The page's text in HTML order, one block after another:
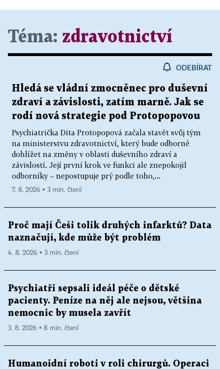
Téma: zdravotnictví
ODEBÍRAT
Hledá se vládní zmocněnec pro duševní
zdraví a závislosti, zatím marně. Jak se
rodí nová strategie pod Protopopovou
Psychiatrička Dita Protopopová začala stavět svůj tým
na ministerstvu zdravotnictví, který bude odborně
dohlížet na změny v oblasti duševního zdraví a
závislostí. Její první krok ve funkci ale znepokojil
odborníky – nepostupuje prý podle toho,...
7. 8. 2026 ▪ 3 min. čtení
Proč mají Češi tolik druhých infarktů? Data
naznačují, kde může být problém
4. 8. 2026 ▪ 3 min. čtení
Psychiatři sepsali ideál péče o dětské
pacienty. Peníze na něj ale nejsou, většina
nemocnic by musela zavřít
3. 8. 2026 ▪ 8 min. čtení
Humanoidní roboti v roli chirurgů. Operaci